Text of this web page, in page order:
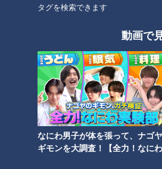
タグを検索できます
動画で
なにわ男子が体を張って、ナゴ
ギモンを大調査！【全力！なに
とはいえ、子育ての大変さは想像に難
大久保「命だからさ。常に見張って
神経ピリピリ感とかを、『子育てだ
ょ』みたいに思われてたら最悪だしさ
もう少し手を差し伸べてくれてもい
する大久保さん。最近の芸人仲間の
の話をするなど、しっかり育児に向
いいます。